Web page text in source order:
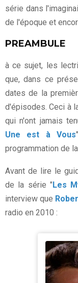
série dans
de l'époque et
PREAMBULE
à ce sujet, les
que, dans ce
dates de la
d'épisodes. Ceci à
qui n'ont jamais
Une est à Vous
programmation de
Avant de lire le
de la série "Les
interview que
radio en 2010 :